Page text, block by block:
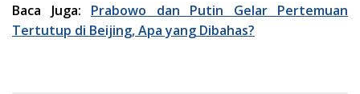
Baca Juga: Prabowo dan Putin Gelar Pertemuan
Tertutup di Beijing, Apa yang Dibahas?